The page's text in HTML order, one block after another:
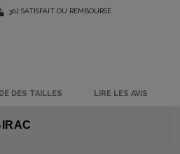
30J SATISFAIT OU REMBOURSÉ
DES TAILLES LIRE LES AVIS